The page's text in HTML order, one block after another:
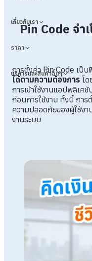
เกี่ยวกับเรา
ราคา
บริการและสินค้าอื่นๆ
Pin Code จำ
การตั้งค่า Pin Code เป็น
ได้ตามความต้องการ โ
การเข้าใช้งานแอปพลิเค
ก่อนการใช้งาน ทั้งนี้ กา
ความปลอดภัยของผู้ใช้งา
งานระบบ